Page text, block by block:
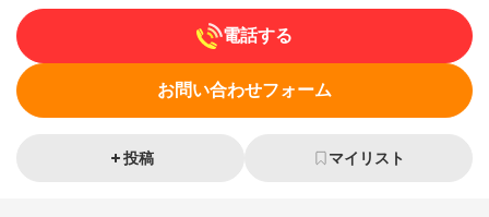
電話する
お問い合わせフォーム
投稿 マイリスト